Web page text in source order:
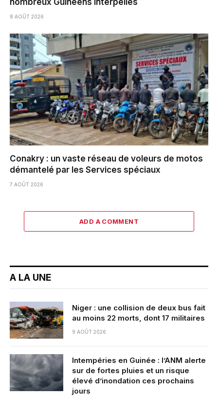
nombreux Guinéens interpellés
8 AOÛT 2026
Conakry : un vaste réseau de voleurs de motos
démantelé par les Services spéciaux
7 AOÛT 2026
ADD A COMMENT
A LA UNE
Niger : une collision de deux bus fait
au moins 22 morts, dont 17 militaires
9 AOÛT 2026
Intempéries en Guinée : l’ANM alerte
sur de fortes pluies et un risque
élevé d’inondation ces prochains
jours